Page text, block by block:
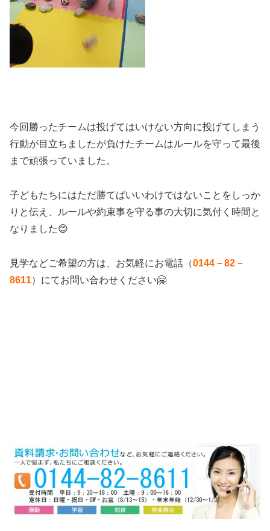
今回勝ったチームは投げてはいけない方向に投げてしまう
行動が目立ちましたが負けたチームはルールを守って最後
まで頑張っていました。
子どもたちにはただ勝てばいいわけではないことをしっか
りと伝え、ルールや約束事を守る事の大切に気付く時間と
なりました😊
見学などご希望の方は、お気軽にお電話（0144－82－
8611）にてお問い合わせください🤗